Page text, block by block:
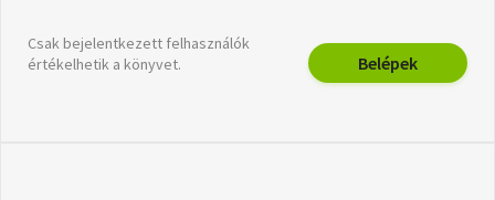
Csak bejelentkezett felhasználók
értékelhetik a könyvet.
Belépek